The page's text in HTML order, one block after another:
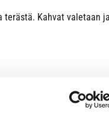
Kahvat valetaan